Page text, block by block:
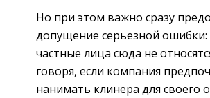
Но при этом важно сразу
допущение серьезной
частные лица сюда не
говоря, если компания
нанимать клинера для своего